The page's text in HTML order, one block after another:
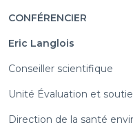
CONFÉRENCIER
Eric Langlois
Conseiller scientifique
Unité Évaluation et
Direction de la santé